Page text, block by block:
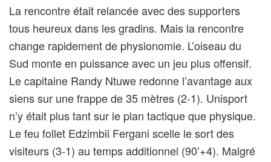
La rencontre était relancée avec des supporters
tous heureux dans les gradins. Mais la rencontre
change rapidement de physionomie. L’oiseau du
Sud monte en puissance avec un jeu plus offensif.
Le capitaine Randy Ntuwe redonne l’avantage aux
siens sur une frappe de 35 mètres (2-1). Unisport
n’y était plus tant sur le plan tactique que physique.
Le feu follet Edzimbii Fergani scelle le sort des
visiteurs (3-1) au temps additionnel (90’+4). Malgré